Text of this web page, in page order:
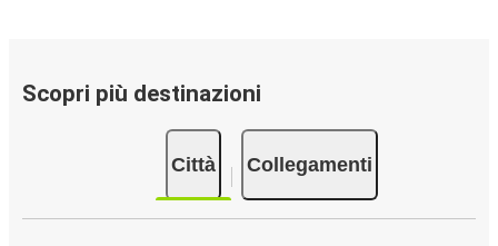
Città collegate a Tatvan:tra le 27 destinazioni
Scopri più destinazioni
Città Collegamenti